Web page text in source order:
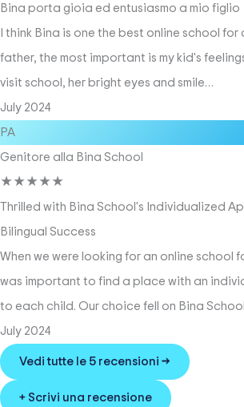
Bina porta gioia ed entusiasmo a mio figlio
I think Bina is one the best online school for
father, the most important is my kid's
visit school, her bright eyes and smile…
July 2024
PA
Genitore alla Bina School
★ ★ ★ ★ ★
Thrilled with Bina School's Individualized
Bilingual Success
When we were looking for an online school
was important to find a place with an
to each child. Our choice fell on Bina
July 2024
Vedi tutte le 5 recensioni →
+ Scrivi una recensione